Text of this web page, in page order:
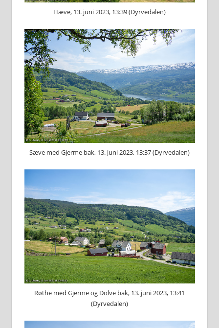
Hæve, 13. juni 2023, 13:39 (Dyrvedalen)
Sæve med Gjerme bak, 13. juni 2023, 13:37 (Dyrvedalen)
Røthe med Gjerme og Dolve bak, 13. juni 2023, 13:41
(Dyrvedalen)